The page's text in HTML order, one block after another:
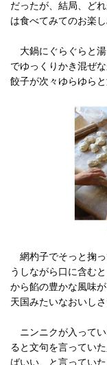
だったが、結局、ど
は食べてみてのお楽
大鍋にぐらぐらと
でゆっくりかき混ぜ
餃子が次々ゆらゆら
網杓子でそっと掬
うしながら口に含む
から餡の豊かな風味
天国みたいなおいしさ
ニンニクが入って
ると文句を言ってい
ばいい、と言ってい